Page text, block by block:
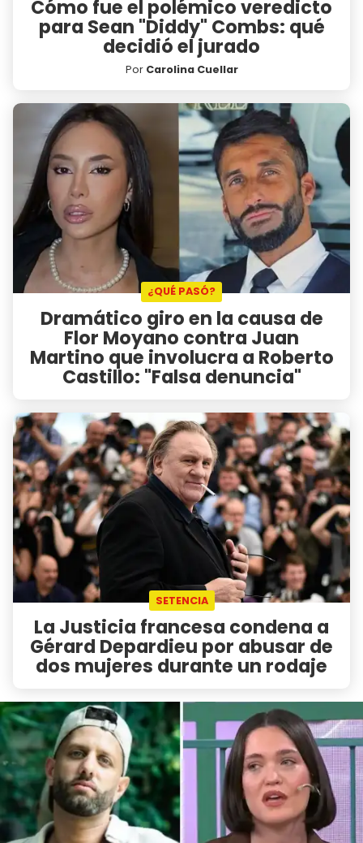
Cómo fue el polémico veredicto
para Sean "Diddy" Combs: qué
decidió el jurado
Por Carolina Cuellar
¿QUÉ PASÓ?
Dramático giro en la causa de
Flor Moyano contra Juan
Martino que involucra a Roberto
Castillo: "Falsa denuncia"
SETENCIA
La Justicia francesa condena a
Gérard Depardieu por abusar de
dos mujeres durante un rodaje